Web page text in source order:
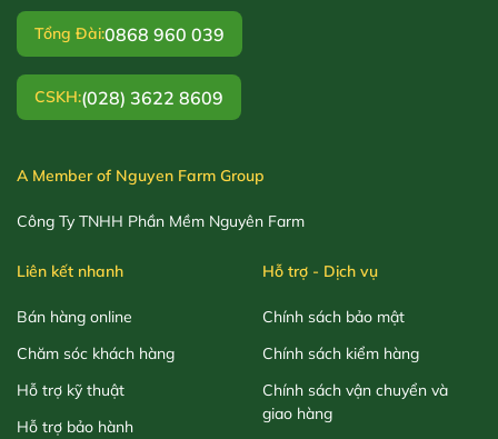
Tổng Đài:0868 960 039
CSKH:(028) 3622 8609
A Member of Nguyen Farm Group
Công Ty TNHH Phần Mềm Nguyên Farm
Liên kết nhanh
Bán hàng online
Chăm sóc khách hàng
Hỗ trợ kỹ thuật
Hỗ trợ bảo hành
Hỗ trợ - Dịch vụ
Chính sách bảo mật
Chính sách kiểm hàng
Chính sách vận chuyển và
giao hàng